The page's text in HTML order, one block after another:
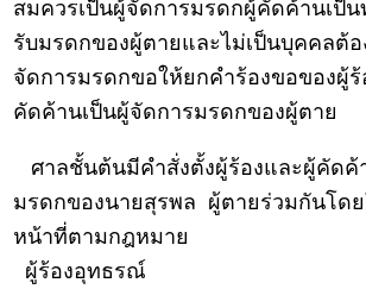
สมควรเป็นผู้จัดการมรดกผู้คัดค้านเป็
รับมรดกของผู้ตายและไม่เป็นบุคคลต้อ
จัดการมรดกขอให้ยกคำร้องขอของผู้ร้
คัดค้านเป็นผู้จัดการมรดกของผู้ตาย
ศาลชั้นต้นมีคำสั่งตั้งผู้ร้องและผู้คัดค้
มรดกของนายสุรพล ผู้ตายร่วมกันโด
หน้าที่ตามกฎหมาย
ผู้ร้องอุทธรณ์